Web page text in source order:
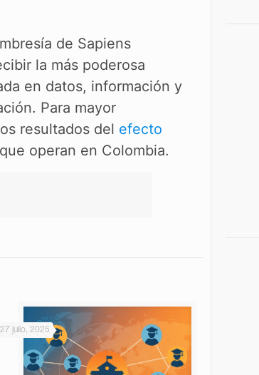
de Sapiens
la más poderosa
en datos, información y
Para mayor
resultados del efecto
operan en Colombia.
27 julio, 2025